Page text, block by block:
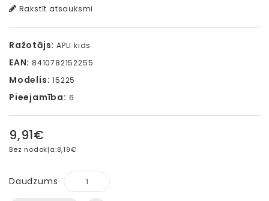
Rakstīt atsauksmi
Ražotājs: APLI kids
EAN: 8410782152255
Modelis: 15225
Pieejamība: 6
9,91€
Bez nodokļa:8,19€
Daudzums